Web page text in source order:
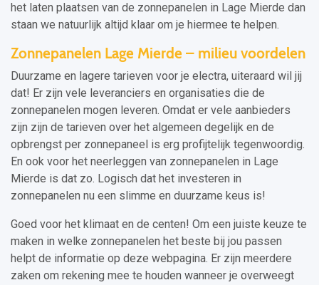
het laten plaatsen van de zonnepanelen in Lage Mierde dan
staan we natuurlijk altijd klaar om je hiermee te helpen.
Zonnepanelen Lage Mierde – milieu voordelen
Duurzame en lagere tarieven voor je electra, uiteraard wil jij
dat! Er zijn vele leveranciers en organisaties die de
zonnepanelen mogen leveren. Omdat er vele aanbieders
zijn zijn de tarieven over het algemeen degelijk en de
opbrengst per zonnepaneel is erg profijtelijk tegenwoordig.
En ook voor het neerleggen van zonnepanelen in Lage
Mierde is dat zo. Logisch dat het investeren in
zonnepanelen nu een slimme en duurzame keus is!
Goed voor het klimaat en de centen! Om een juiste keuze te
maken in welke zonnepanelen het beste bij jou passen
helpt de informatie op deze webpagina. Er zijn meerdere
zaken om rekening mee te houden wanneer je overweegt